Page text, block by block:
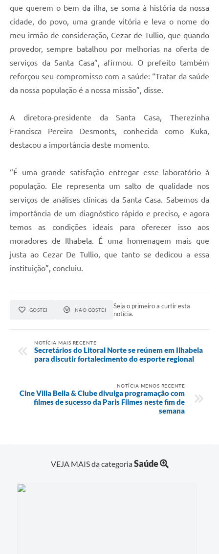
que querem o bem da ilha, se soma à história da nossa
cidade, do povo, uma grande vitória e leva o nome do
meu irmão de consideração, Cezar de Tullio, que quando
provedor, sempre batalhou por melhorias na oferta de
serviços da Santa Casa”, afirmou. O prefeito também
reforçou seu compromisso com a saúde: “Tratar da saúde
da nossa população é a nossa missão”, disse.
A diretora-presidente da Santa Casa, Therezinha
Francisca Pereira Desmonts, conhecida como Kuka,
destacou a importância deste momento.
“É uma grande satisfação entregar esse laboratório à
população. Ele representa um salto de qualidade nos
serviços de análises clínicas da Santa Casa. Sabemos da
importância de um diagnóstico rápido e preciso, e agora
temos as condições ideais para oferecer isso aos
moradores de Ilhabela. É uma homenagem mais que
justa ao Cezar De Tullio, que tanto se dedicou a essa
instituição”, concluiu.
GOSTEI NÃO GOSTEI
Seja o primeiro a curtir esta
notícia.
NOTÍCIA MAIS RECENTE
Secretários do Litoral Norte se reúnem em Ilhabela
para discutir fortalecimento do esporte regional
NOTÍCIA MENOS RECENTE
Cine Villa Bella & Clube divulga programação com
filmes de sucesso da Paris Filmes neste fim de
semana
VEJA MAIS da categoriaSaúde